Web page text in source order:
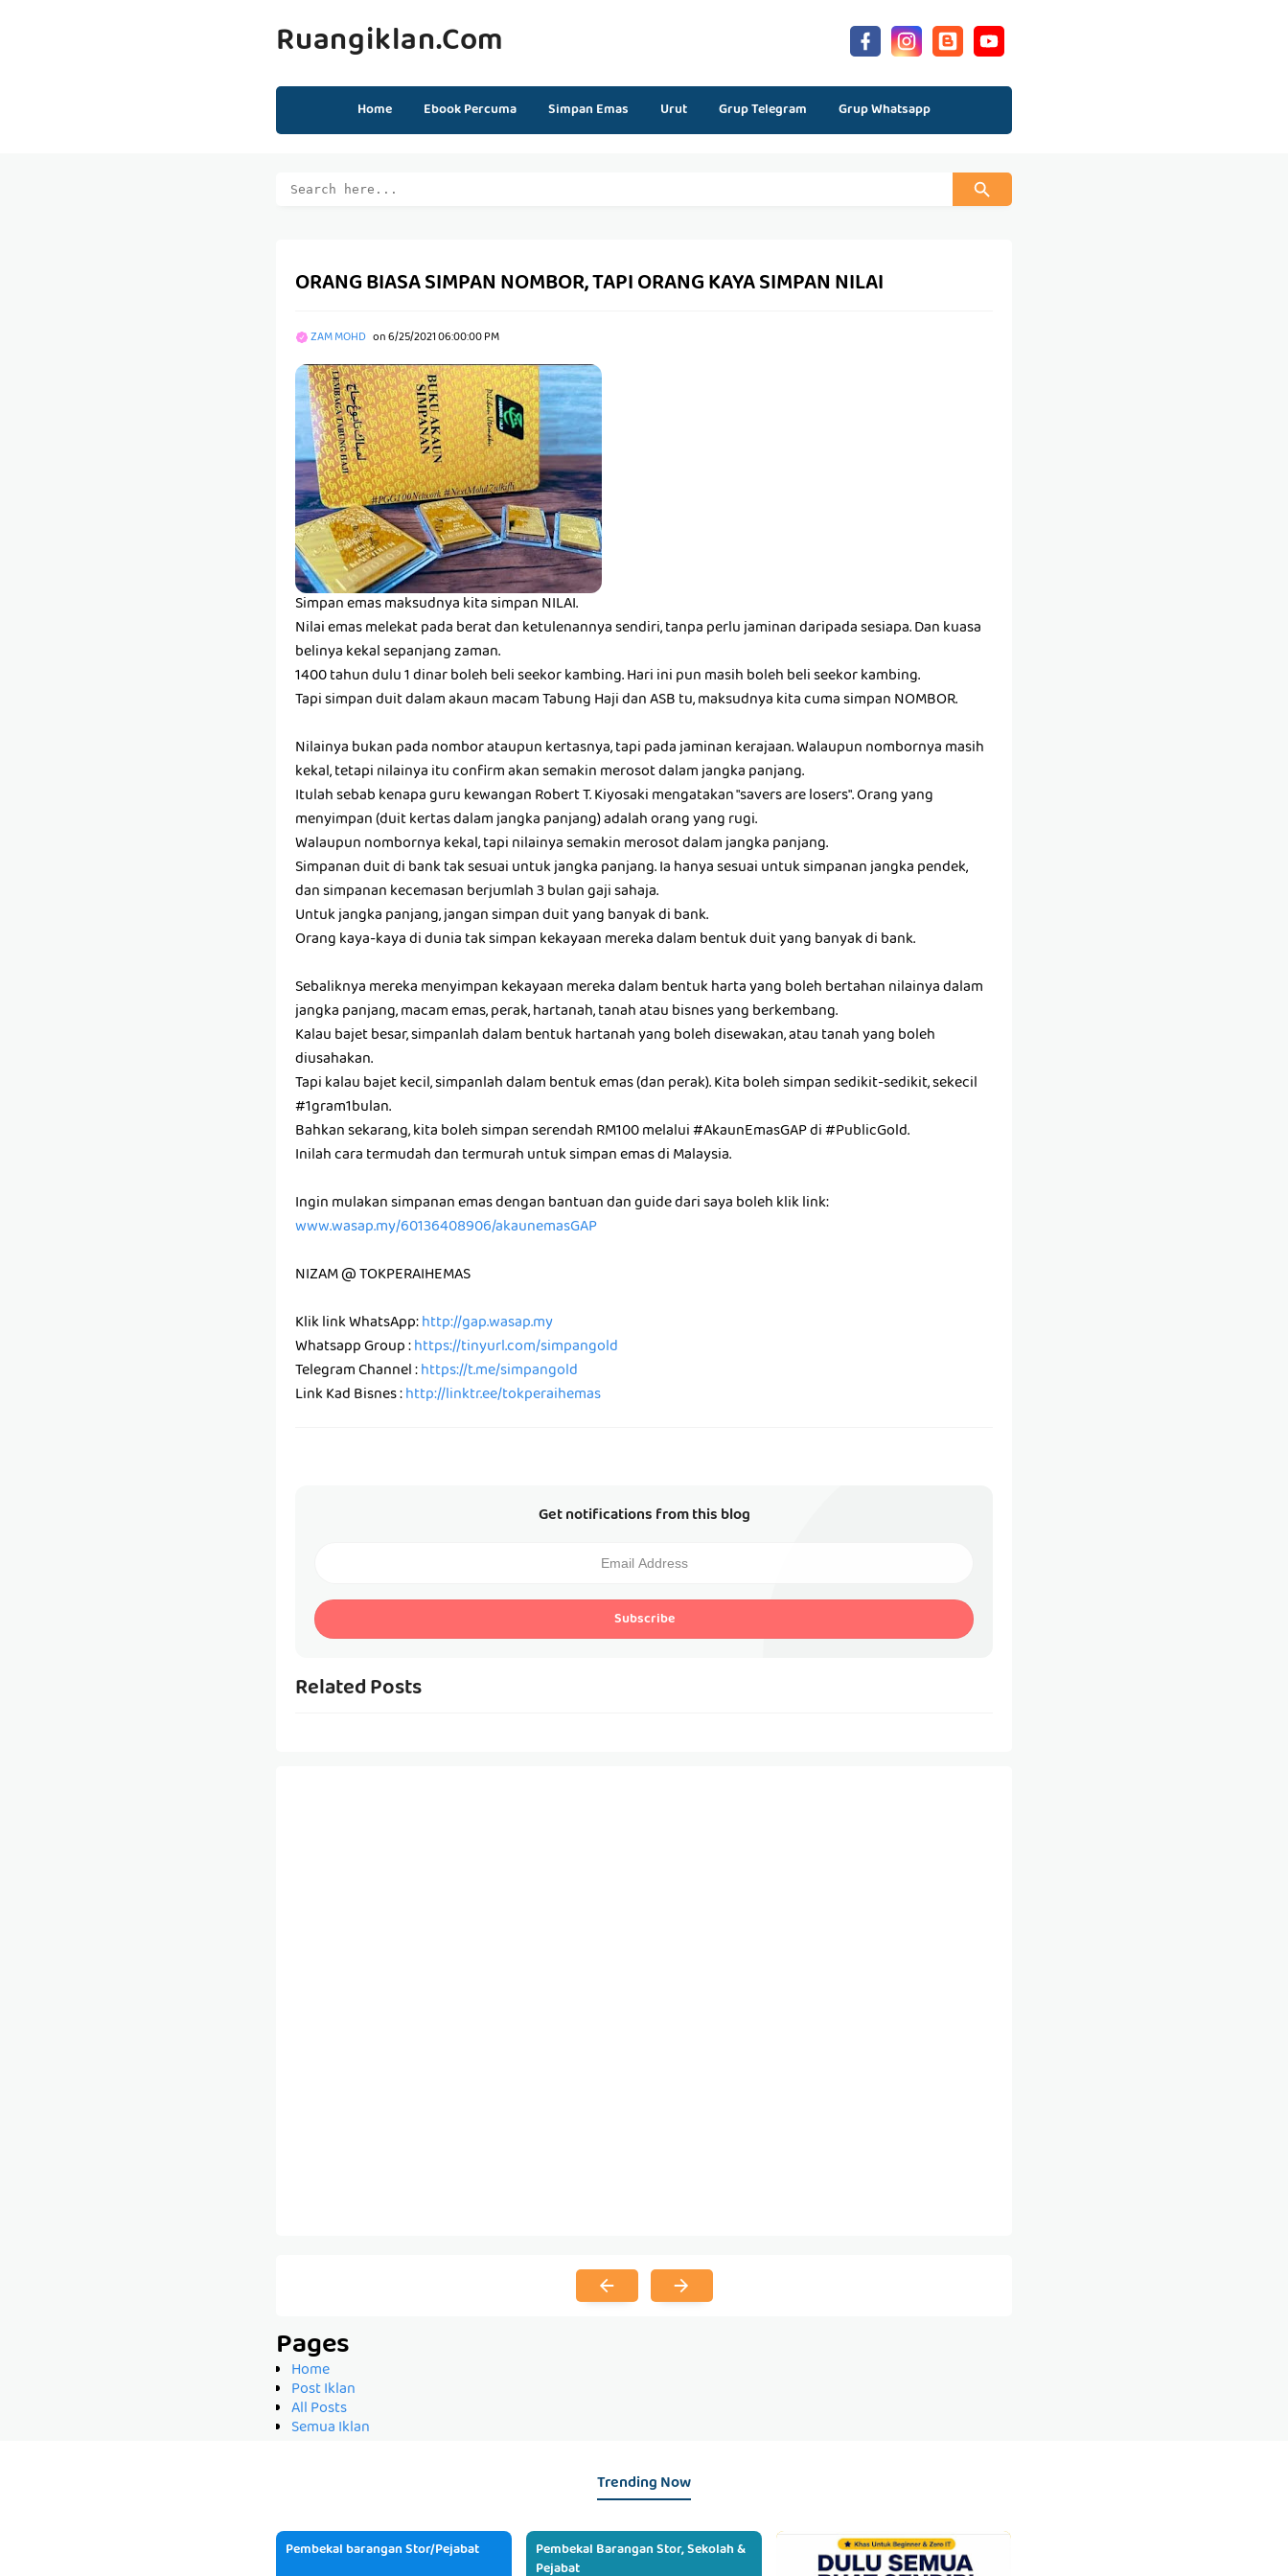
Ruangiklan.com
Home Ebook Percuma Simpan Emas Urut Grup Telegram Grup Whatsapp
ORANG BIASA SIMPAN NOMBOR, TAPI ORANG KAYA SIMPAN NILAI
ZAM MOHD on6/25/2021 06:00:00 PM
Simpan emas maksudnya kita simpan NILAI.
Nilai emas melekat pada berat dan ketulenannya sendiri, tanpa perlu jaminan daripada sesiapa. Dan kuasa
belinya kekal sepanjang zaman.
1400 tahun dulu 1 dinar boleh beli seekor kambing. Hari ini pun masih boleh beli seekor kambing.
Tapi simpan duit dalam akaun macam Tabung Haji dan ASB tu, maksudnya kita cuma simpan NOMBOR.
Nilainya bukan pada nombor ataupun kertasnya, tapi pada jaminan kerajaan. Walaupun nombornya masih
kekal, tetapi nilainya itu confirm akan semakin merosot dalam jangka panjang.
Itulah sebab kenapa guru kewangan Robert T. Kiyosaki mengatakan "savers are losers". Orang yang
menyimpan (duit kertas dalam jangka panjang) adalah orang yang rugi.
Walaupun nombornya kekal, tapi nilainya semakin merosot dalam jangka panjang.
Simpanan duit di bank tak sesuai untuk jangka panjang. Ia hanya sesuai untuk simpanan jangka pendek,
dan simpanan kecemasan berjumlah 3 bulan gaji sahaja.
Untuk jangka panjang, jangan simpan duit yang banyak di bank.
Orang kaya-kaya di dunia tak simpan kekayaan mereka dalam bentuk duit yang banyak di bank.
Sebaliknya mereka menyimpan kekayaan mereka dalam bentuk harta yang boleh bertahan nilainya dalam
jangka panjang, macam emas, perak, hartanah, tanah atau bisnes yang berkembang.
Kalau bajet besar, simpanlah dalam bentuk hartanah yang boleh disewakan, atau tanah yang boleh
diusahakan.
Tapi kalau bajet kecil, simpanlah dalam bentuk emas (dan perak). Kita boleh simpan sedikit-sedikit, sekecil
#1gram1bulan.
Bahkan sekarang, kita boleh simpan serendah RM100 melalui #AkaunEmasGAP di #PublicGold.
Inilah cara termudah dan termurah untuk simpan emas di Malaysia.
Ingin mulakan simpanan emas dengan bantuan dan guide dari saya boleh klik link:
www.wasap.my/60136408906/akaunemasGAP
NIZAM @ TOKPERAIHEMAS
Klik link WhatsApp:http://gap.wasap.my
Whatsapp Group :https://tinyurl.com/simpangold
Telegram Channel :https://t.me/simpangold
Link Kad Bisnes :http://linktr.ee/tokperaihemas
Get notifications from this blog
Subscribe
Related Posts
Pages
Home
Post Iklan
All Posts
Semua Iklan
Trending Now
Pembekal barangan Stor/Pejabat
Pembekal Barangan Stor, Sekolah &
Pejabat